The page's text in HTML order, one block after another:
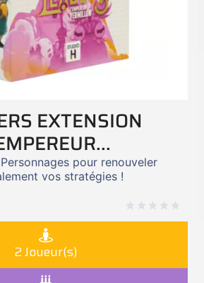
EXTENSION
pour renouveler
vos stratégies !
2 Joueur(s)